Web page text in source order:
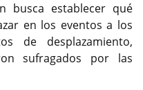
busca establecer qué
en los eventos a los
de desplazamiento,
sufragados por las